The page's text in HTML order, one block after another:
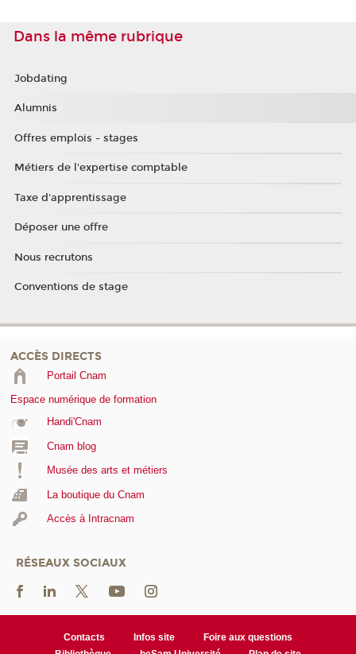
Dans la même rubrique
Jobdating
Alumnis
Offres emplois - stages
Métiers de l'expertise comptable
Taxe d'apprentissage
Déposer une offre
Nous recrutons
Conventions de stage
ACCÈS DIRECTS
Portail Cnam
Espace numérique de formation
Handi'Cnam
Cnam blog
Musée des arts et métiers
La boutique du Cnam
Accès à Intracnam
RÉSEAUX SOCIAUX
Contacts Infos site
Foire aux questions